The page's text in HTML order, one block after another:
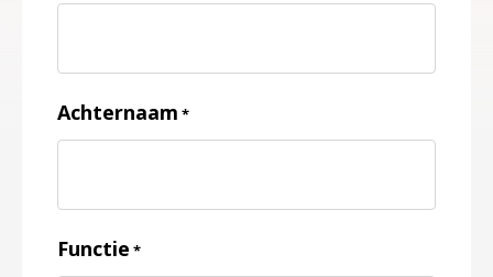
Achternaam *
Functie *